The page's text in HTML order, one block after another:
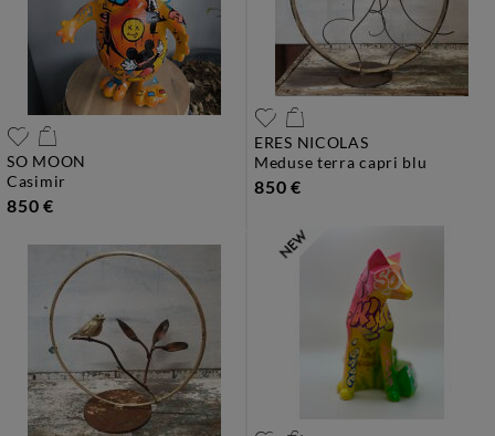
SO MOON
casimir
850 €
ERES NICOLAS
meduse terra capri blu
850 €